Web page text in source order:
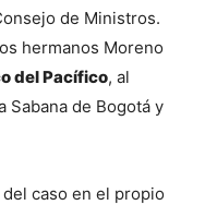
de Ministros.
hermanos Moreno
del Pacífico, al
Sabana de Bogotá y
caso en el propio